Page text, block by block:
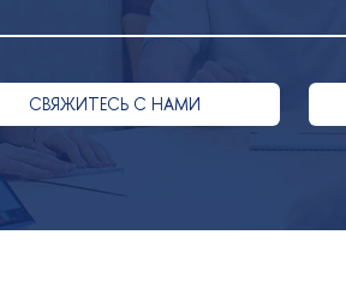
СВЯЖИТЕСЬ С НАМИ